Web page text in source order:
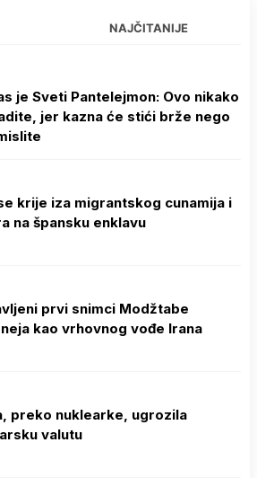
NAJČITANIJE
je Sveti Pantelejmon: Ovo nikako
jer kazna će stići brže nego
krije iza migrantskog cunamija i
na špansku enklavu
prvi snimci Modžtabe
kao vrhovnog vođe Irana
preko nuklearke, ugrozila
valutu